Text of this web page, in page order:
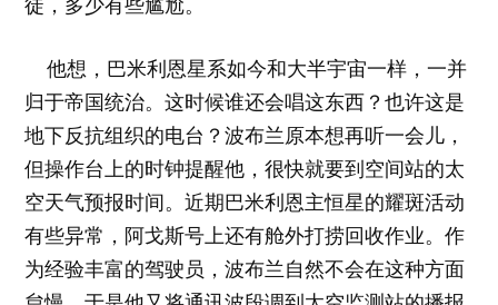
他想，巴米利恩星系如今和大半宇宙一样，一并
归于帝国统治。这时候谁还会唱这东西？也许这是
地下反抗组织的电台？波布兰原本想再听一会儿，
但操作台上的时钟提醒他，很快就要到空间站的太
空天气预报时间。近期巴米利恩主恒星的耀斑活动
有些异常，阿戈斯号上还有舱外打捞回收作业。作
为经验丰富的驾驶员，波布兰自然不会在这种方面